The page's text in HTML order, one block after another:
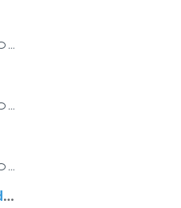
…
…
…
Et quand j'ai su que c'était l'heure de partir